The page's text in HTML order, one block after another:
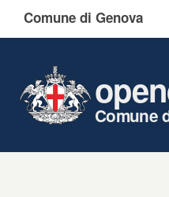
Comune di Genova
Comune